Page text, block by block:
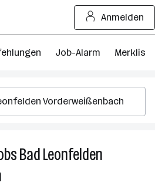
Anmelden
Job-Alarm Merkliste
Bad Leonfelden